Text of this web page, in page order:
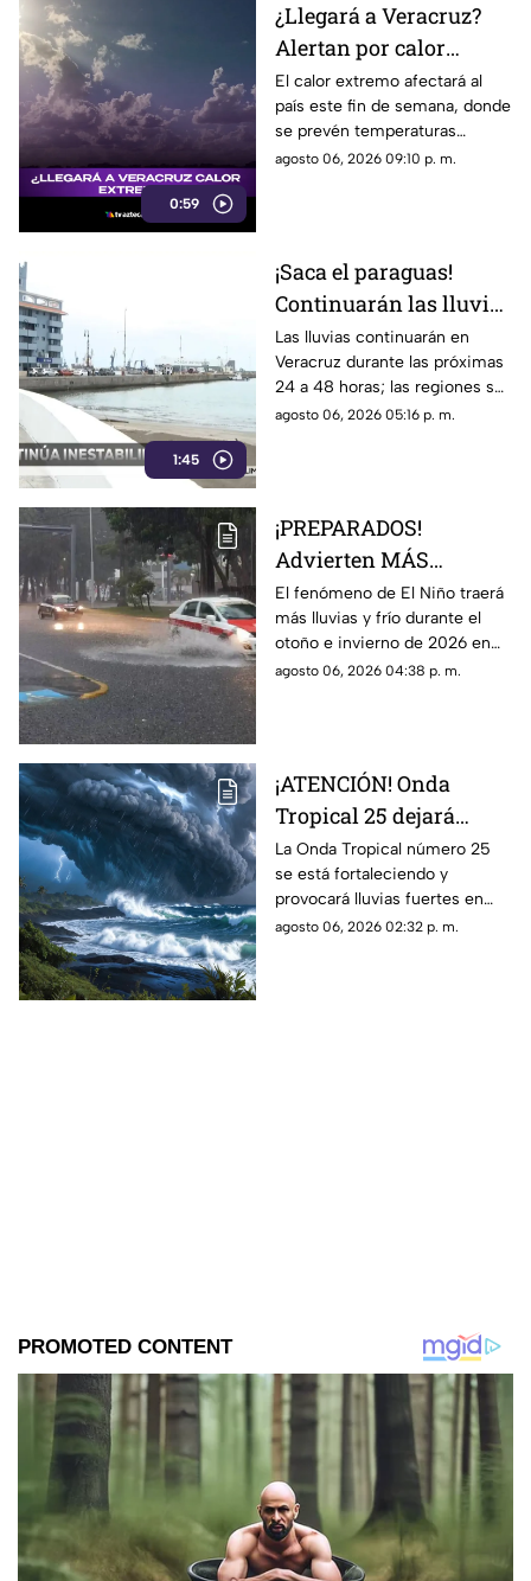
0:59
¿Llegará a Veracruz?
Alertan por calor
EXTREMO de hasta 48
grados; esto se sabe
El calor extremo afectará al
país este fin de semana, donde
se prevén temperaturas
máximas de hasta 48 grados
agosto 06, 2026 09:10 p. m.
1:45
¡Saca el paraguas!
Continuarán las lluvias
en Veracruz; a esta
hora se esperan
Las lluvias continuarán en
Veracruz durante las próximas
24 a 48 horas; las regiones sur
y montañosa esperan los
agosto 06, 2026 05:16 p. m.
¡PREPARADOS!
Advierten MÁS
LLUVIAS Y FRÍO en
otoño e invierno de
2026
El fenómeno de El Niño traerá
más lluvias y frío durante el
otoño e invierno de 2026 en
México. Te compartimos el
agosto 06, 2026 04:38 p. m.
¡ATENCIÓN! Onda
Tropical 25 dejará
LLUVIAS FUERTES;
¿IMPACTARÁ a
Veracruz?
La Onda Tropical número 25
se está fortaleciendo y
provocará lluvias fuertes en
varios estados del país; aquí te
agosto 06, 2026 02:32 p. m.